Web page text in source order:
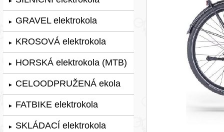
► GRAVEL elektrokola
► KROSOVÁ elektrokola
► HORSKÁ elektrokola (MTB)
► CELOODPRUŽENÁ ekola
► FATBIKE elektrokola
► SKLÁDACÍ elektrokola